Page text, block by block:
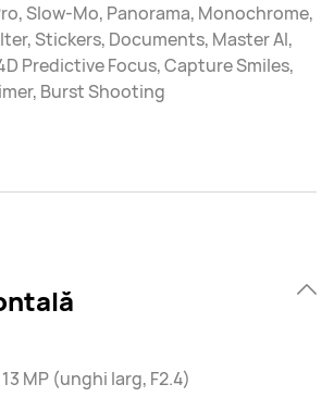
Slow-Mo, Panorama, Monochrome,
Stickers, Documents, Master AI,
Predictive Focus, Capture Smiles,
Burst Shooting
MP (unghi larg, F2.4)